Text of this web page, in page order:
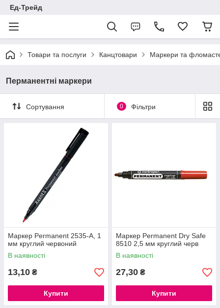
Ед-Трейд
Товари та послуги Канцтовари Маркери та
Перманентні маркери
Сортування 0 Фільтри
Маркер Permanent 2535-A, 1
мм круглий червоний
В наявності
13,10 ₴
Купити
Маркер Permanent Dry Safe
8510 2,5 мм круглий черв
В наявності
27,30 ₴
Купити